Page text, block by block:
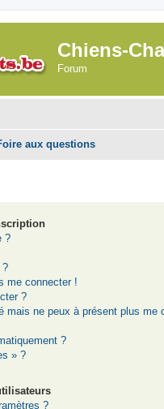
Chiens-
Forum
aux questions
?
?
me connecter !
?
mais ne peux à présent plus me
?
» ?
?